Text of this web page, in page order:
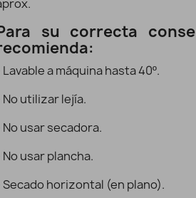
su correcta
Lavable a máquina hasta 40º.
No utilizar lejía.
No usar secadora.
No usar plancha.
Secado horizontal (en plano).
DMC